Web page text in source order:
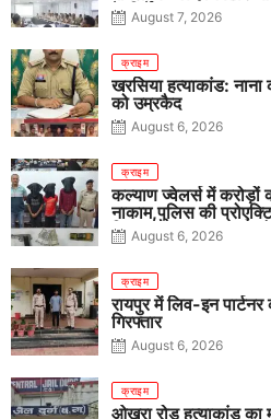
के निर्देश
August 7, 2026
क्राइम
खरसिया हत्याकांड: नाना
को उम्रकैद
August 6, 2026
क्राइम
कल्याण ज्वेलर्स में करोड़ों
नाकाम,पुलिस की
पिस्टल, कारतूस, चाकू और
August 6, 2026
क्राइम
रायपुर में लिव-इन
गिरफ्तार
August 6, 2026
क्राइम
ओखरा रोड हत्याकांड का